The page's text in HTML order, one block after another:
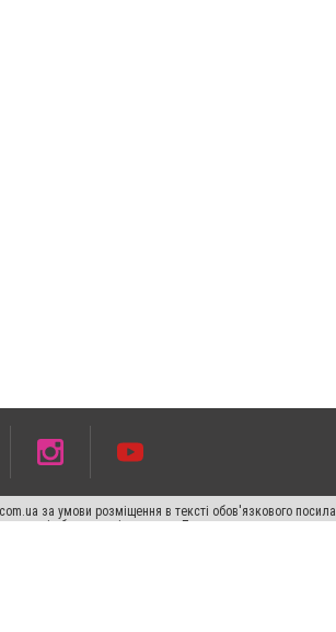
за умови розміщення в тексті обов'язкового
тексті або в якості джерела. Порушення виняткових